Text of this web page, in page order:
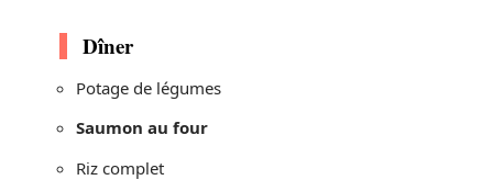
Dîner
Potage de légumes
Saumon au four
Riz complet